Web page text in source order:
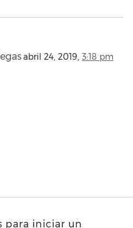
abril 24, 2019, 3:18 pm
para iniciar un